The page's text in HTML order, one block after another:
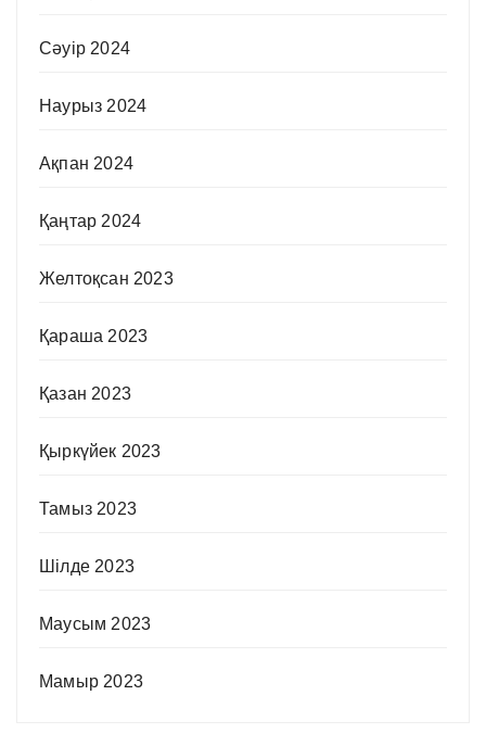
Сәуір 2024
Наурыз 2024
Ақпан 2024
Қаңтар 2024
Желтоқсан 2023
Қараша 2023
Қазан 2023
Қыркүйек 2023
Тамыз 2023
Шілде 2023
Маусым 2023
Мамыр 2023